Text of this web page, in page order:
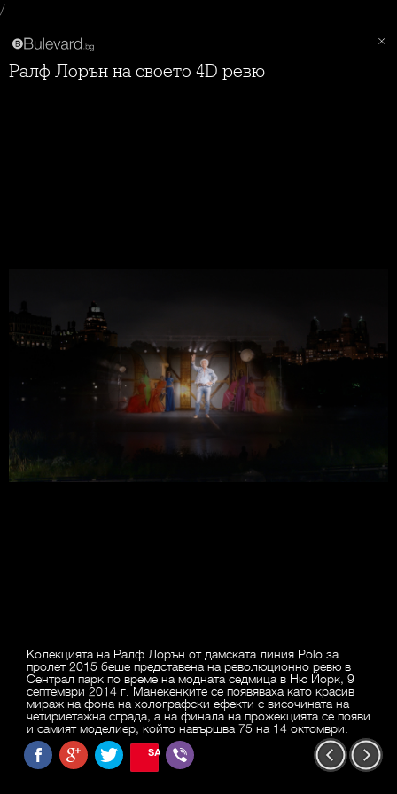
/
Ралф Лорън на своето 4D ревю
Колекцията на Ралф Лорън от дамската линия Polo за
пролет 2015 беше представена на революционно ревю в
Сентрал парк по време на модната седмица в Ню Йорк, 9
септември 2014 г. Манекенките се появяваха като красив
мираж на фона на холографски ефекти с височината на
четириетажна сграда, а на финала на прожекцията се появи
и самият моделиер, който навършва 75 на 14 октомври.
SAVE